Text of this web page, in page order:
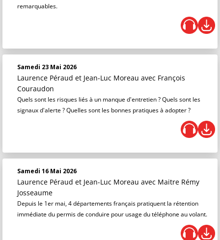
remarquables.
Samedi 23 Mai 2026
Laurence Péraud et Jean-Luc Moreau avec François
Couraudon
Quels sont les risques liés à un manque d'entretien ? Quels sont les
signaux d'alerte ? Quelles sont les bonnes pratiques à adopter ?
Samedi 16 Mai 2026
Laurence Péraud et Jean-Luc Moreau avec Maitre Rémy
Josseaume
Depuis le 1er mai, 4 départements français pratiquent la rétention
immédiate du permis de conduire pour usage du téléphone au volant.